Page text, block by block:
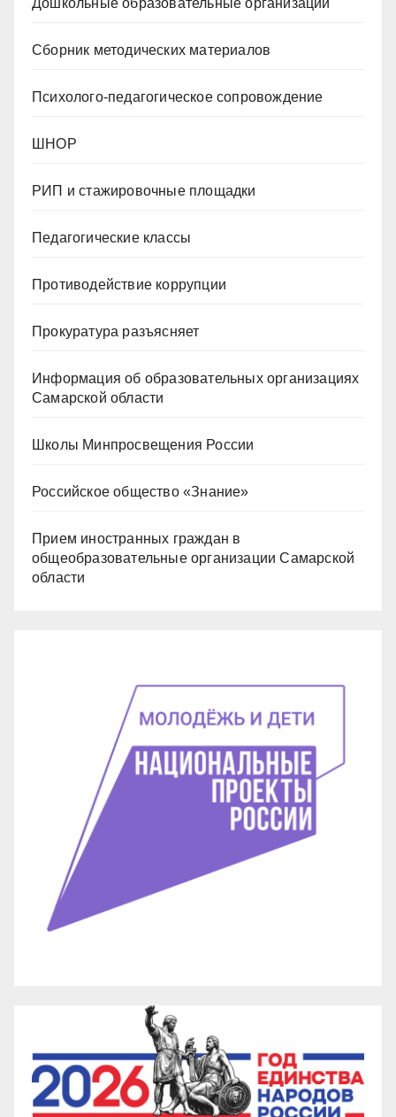
Сборник методических материалов
Психолого-педагогическое сопровождение
ШНОР
РИП и стажировочные площадки
Педагогические классы
Противодействие коррупции
Прокуратура разъясняет
Информация об образовательных организациях
Самарской области
Школы Минпросвещения России
Российское общество «Знание»
Прием иностранных граждан в
общеобразовательные организации Самарской
области